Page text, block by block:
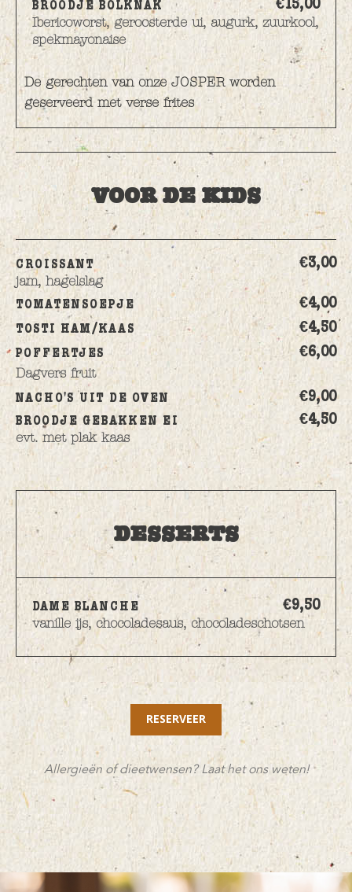
BROODJE BOLKNAK
Ibericoworst, geroosterde ui, augurk, zuurkool,
spekmayonaise
De gerechten van onze JOSPER worden
geserveerd met verse frites
VOOR DE KIDS
CROISSANT €3,00
jam, hagelslag
TOMATENSOEPJE €4,00
TOSTI HAM/KAAS €4,50
POFFERTJES €6,00
Dagvers fruit
NACHO'S UIT DE OVEN €9,00
BROODJE GEBAKKEN EI €4,50
evt. met plak kaas
DESSERTS
DAME BLANCHE €9,50
vanille ijs, chocoladesaus, chocoladeschotsen
RESERVEER
Allergieën of dieetwensen? Laat het ons weten!